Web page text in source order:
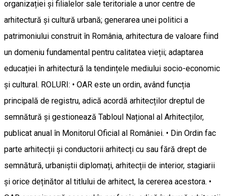
organizației și filialelor sale teritoriale a unor centre de
arhitectură și cultură urbană; generarea unei politici a
patrimoniului construit în România, arhitectura de valoare fiind
un domeniu fundamental pentru calitatea vieții; adaptarea
educației în arhitectură la tendințele mediului socio-economic
și cultural. ROLURI: • OAR este un ordin, având funcția
principală de registru, adică acordă arhitecților dreptul de
semnătură și gestionează Tabloul Național al Arhitecților,
publicat anual în Monitorul Oficial al României. • Din Ordin fac
parte arhitecții și conductorii arhitecți cu sau fără drept de
semnătură, urbaniștii diplomați, arhitecții de interior, stagiarii
și orice deținător al titlului de arhitect, la cererea acestora. •